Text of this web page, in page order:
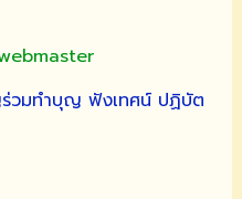
มทำบุญ ฟังเทศน์ ปฏิบัต